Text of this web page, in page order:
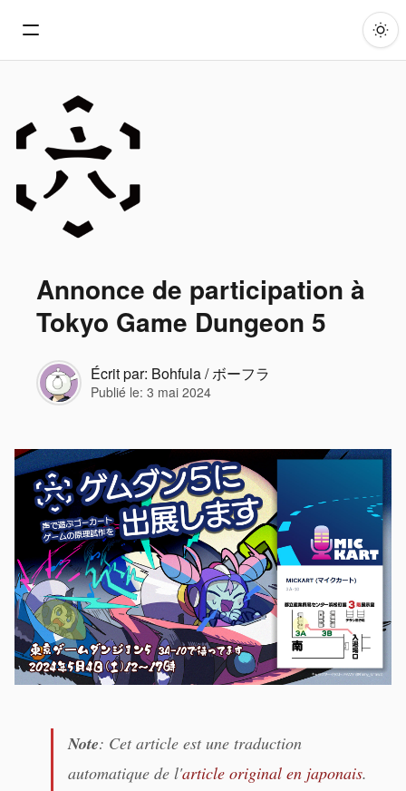
Annonce de participation à
Tokyo Game Dungeon 5
Écrit par: Bohfula / ボーフラ
Publié le: 3 mai 2024
Note: Cet article est une traduction
automatique de l'article original en japonais.